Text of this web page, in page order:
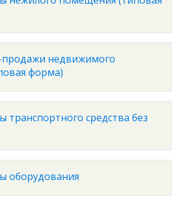
недвижимого
форма)
транспортного средства без
оборудования